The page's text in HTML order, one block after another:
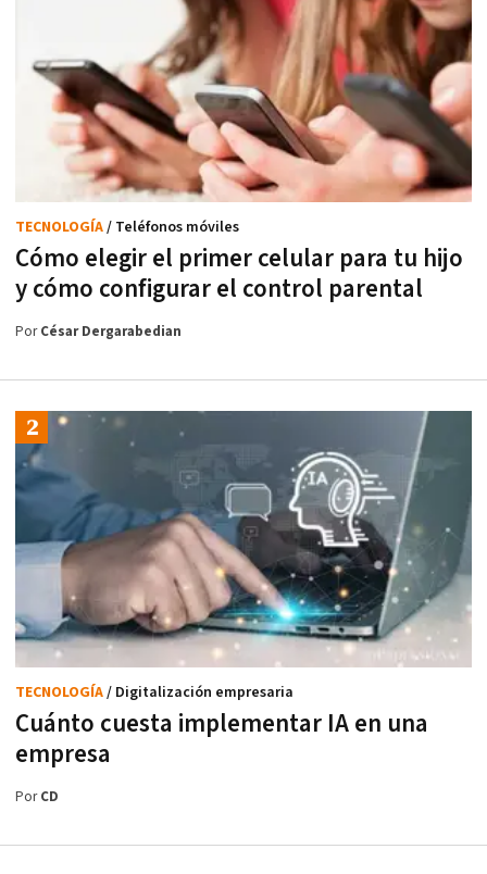
Cómo elegir el primer celular para tu hijo
y cómo configurar el control parental
TECNOLOGÍA/ Teléfonos móviles
PorCésar Dergarabedian
Cuánto cuesta implementar IA en una
empresa
TECNOLOGÍA/ Digitalización empresaria
PorCD